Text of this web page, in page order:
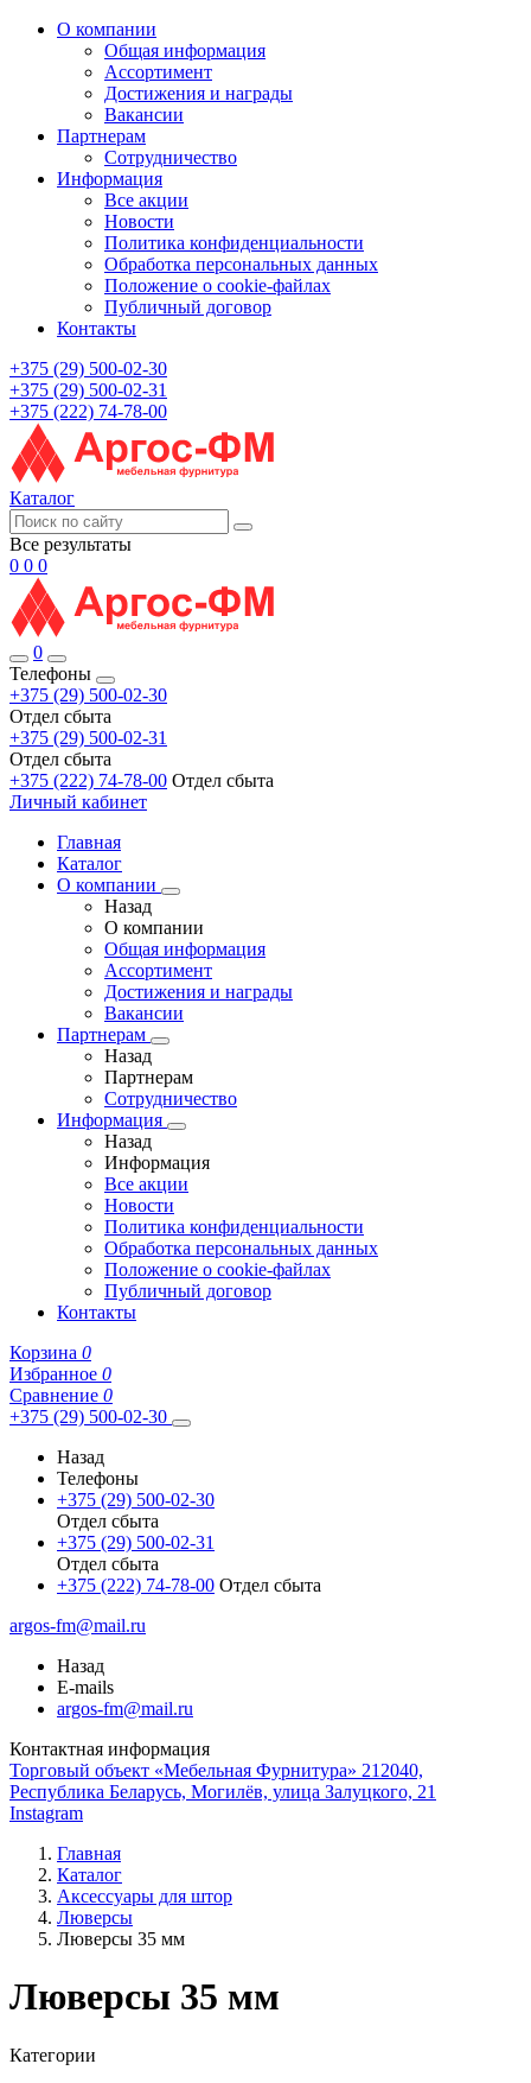
О компании
Общая информация
Ассортимент
Достижения и награды
Вакансии
Партнерам
Сотрудничество
Информация
Все акции
Новости
Политика конфиденциальности
Обработка персональных данных
Положение о cookie-файлах
Публичный договор
Контакты
+375 (29) 500-02-30
+375 (29) 500-02-31
+375 (222) 74-78-00
Каталог
Все результаты
0 0 0
0
Телефоны
+375 (29) 500-02-30
Отдел сбыта
+375 (29) 500-02-31
Отдел сбыта
+375 (222) 74-78-00 Отдел сбыта
Личный кабинет
Главная
Каталог
О компании
Назад
О компании
Общая информация
Ассортимент
Достижения и награды
Вакансии
Партнерам
Назад
Партнерам
Сотрудничество
Информация
Назад
Информация
Все акции
Новости
Политика конфиденциальности
Обработка персональных данных
Положение о cookie-файлах
Публичный договор
Контакты
Корзина 0
Избранное 0
Сравнение 0
+375 (29) 500-02-30
Назад
Телефоны
+375 (29) 500-02-30
Отдел сбыта
+375 (29) 500-02-31
Отдел сбыта
+375 (222) 74-78-00 Отдел сбыта
argos-fm@mail.ru
Назад
E-mails
argos-fm@mail.ru
Контактная информация
Торговый объект «Мебельная Фурнитура» 212040,
Республика Беларусь, Могилёв, улица Залуцкого, 21
Instagram
Главная
Каталог
Аксессуары для штор
Люверсы
Люверсы 35 мм
Люверсы 35 мм
Категории